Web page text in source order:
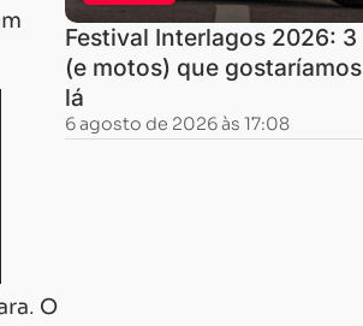
. O
Festival Interlagos 2026: 3
(e motos) que
lá
6 agosto de 2026 às 17:08